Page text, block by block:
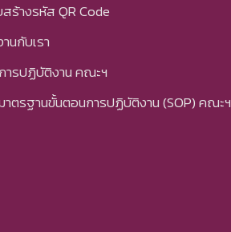
ร้างรหัส QR Code
นกับเรา
ารปฏิบัติงาน คณะฯ
าตรฐานขั้นตอนการปฏิบัติงาน (SOP) คณะฯ